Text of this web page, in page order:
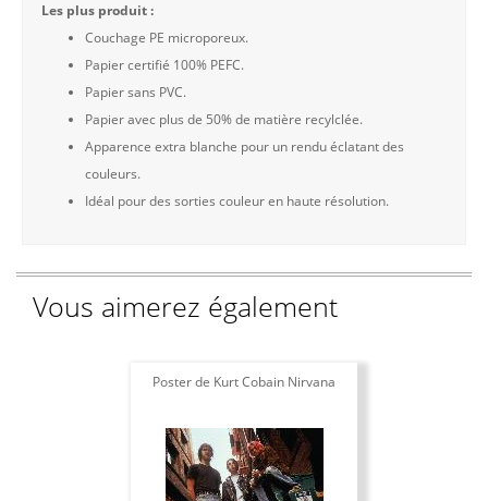
Les plus produit :
Couchage PE microporeux.
Papier certifié 100% PEFC.
Papier sans PVC.
Papier avec plus de 50% de matière recylclée.
Apparence extra blanche pour un rendu éclatant des
couleurs.
Idéal pour des sorties couleur en haute résolution.
Vous aimerez également
Poster de Kurt Cobain Nirvana